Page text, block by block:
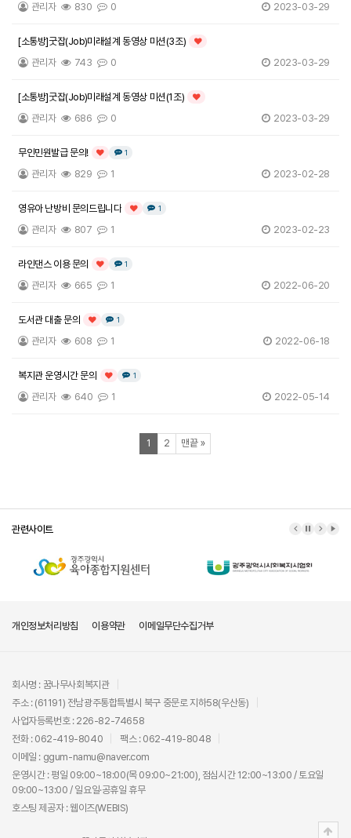
관리자 830 0 2023-03-29
[소통방]굿잡(Job)미래설계 동영상 미션(3조) 인기글
관리자 743 0 2023-03-29
[소통방]굿잡(Job)미래설계 동영상 미션(1조) 인기글
관리자 686 0 2023-03-29
무인민원발급 문의! 인기글
댓글
1
관리자 829 1 2023-02-28
영유아 난방비 문의드립니다 인기글
댓글
1개
관리자 807 1 2023-02-23
라인댄스 이용 문의 인기글
댓글
1
관리자 665 1 2022-06-20
도서관 대출 문의 인기글
댓글
1개
관리자 608 1 2022-06-18
복지관 운영시간 문의 인기글
댓글
1개
관리자 640 1 2022-05-14
열린
1 페이지
2페이지
맨끝 페이지
»
관련사이트 이전 배너
배너 정지
다음 배
배
개인정보처리방침 이용약관 이메일무단수집거부
회사명 : 꿈나무사회복지관
주소 : (61191) 전남광주통합특별시 북구 중문로 지하58(우산동)
사업자등록번호 : 226-82-74658
전화 : 062-419-8040
팩스 : 062-419-8048
이메일 : ggum-namu@naver.com
운영시간 : 평일 09:00~18:00(목 09:00~21:00), 점심시간 12:00~13:00 / 토요일
09:00~13:00 / 일요일·공휴일 휴무
호스팅 제공자 :웹이즈(WEBIS)